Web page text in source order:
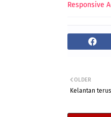
Responsive
OLDER
Kelantan